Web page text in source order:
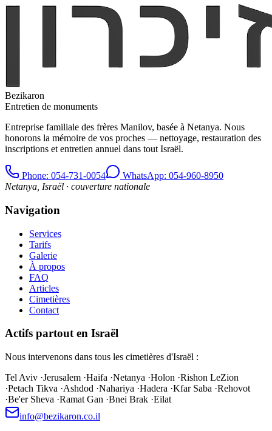
Bezikaron
Entretien de monuments
Entreprise familiale des frères Manilov, basée à Netanya. Nous
honorons la mémoire de vos proches — nettoyage, restauration des
inscriptions et entretien annuel dans tout Israël.
Phone: 054-731-0054
WhatsApp: 054-960-8950
Netanya, Israël · couverture nationale
Navigation
Services
Tarifs
Galerie
À propos
FAQ
Articles
Cimetières
Contact
Actifs partout en Israël
Nous intervenons dans tous les cimetières d'Israël :
Tel Aviv ·Jerusalem ·Haifa ·Netanya ·Holon ·Rishon LeZion
·Petach Tikva ·Ashdod ·Nahariya ·Hadera ·Kfar Saba ·Rehovot
·Be'er Sheva ·Ramat Gan ·Bnei Brak ·Eilat
info@bezikaron.co.il